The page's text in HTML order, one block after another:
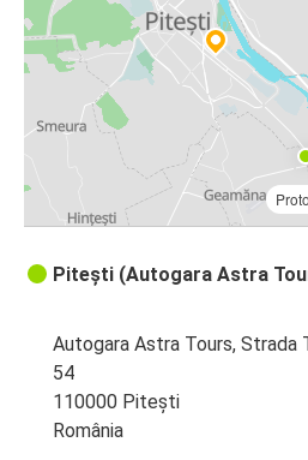
Pitești (Autogara Astra
Autogara Astra Tours, Strada
54
110000 Pitești
România